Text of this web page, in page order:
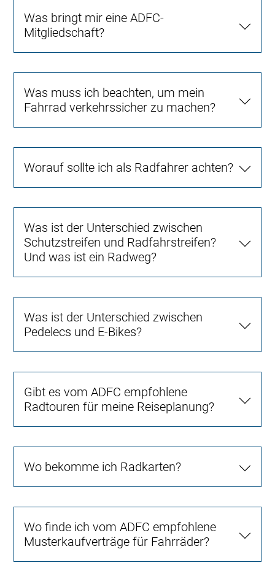
Was bringt mir eine ADFC-
Mitgliedschaft?
Was muss ich beachten, um mein
Fahrrad verkehrssicher zu machen?
Worauf sollte ich als Radfahrer achten?
Was ist der Unterschied zwischen
Schutzstreifen und Radfahrstreifen?
Und was ist ein Radweg?
Was ist der Unterschied zwischen
Pedelecs und E-Bikes?
Gibt es vom ADFC empfohlene
Radtouren für meine Reiseplanung?
Wo bekomme ich Radkarten?
Wo finde ich vom ADFC empfohlene
Musterkaufverträge für Fahrräder?